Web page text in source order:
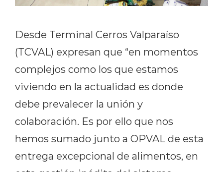
Desde Terminal Cerros Valparaíso
(TCVAL) expresan que “en momentos
complejos como los que estamos
viviendo en la actualidad es donde
debe prevalecer la unión y
colaboración. Es por ello que nos
hemos sumado junto a OPVAL de esta
entrega excepcional de alimentos, en